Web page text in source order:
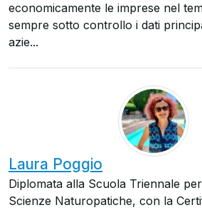
economicamente le imprese nel
sempre sotto controllo i dati
azie...
Laura Poggio
Diplomata alla Scuola Triennale
Scienze Naturopatiche, con la